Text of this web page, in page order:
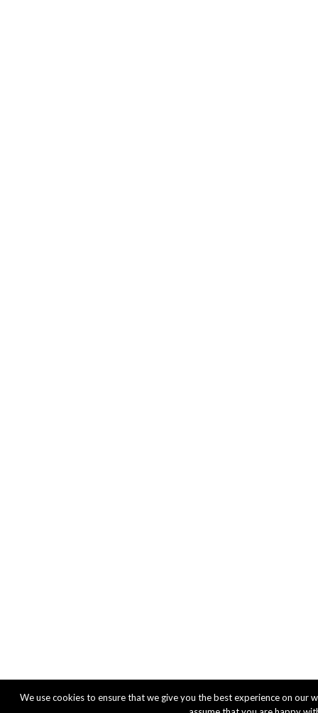
We use cookies to ensure that we give you the best experience on our